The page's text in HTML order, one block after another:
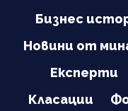
Бизнес
Новини от
Експерти
Класации